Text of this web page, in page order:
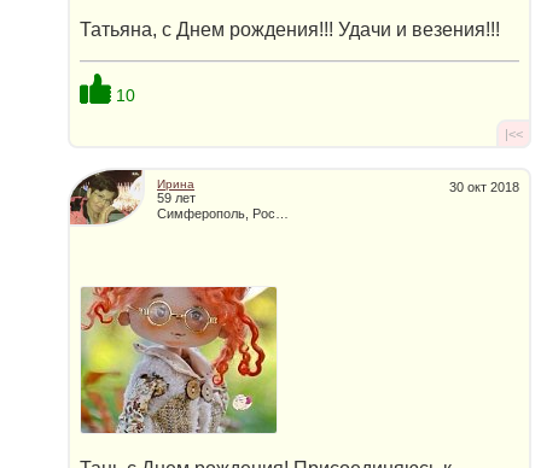
Татьяна, с Днем рождения!!! Удачи и везения!!!
10
|<<
30 окт 2018
Ирина
59 лет